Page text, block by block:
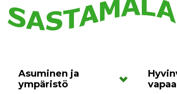
Asuminen ja
ympäristö